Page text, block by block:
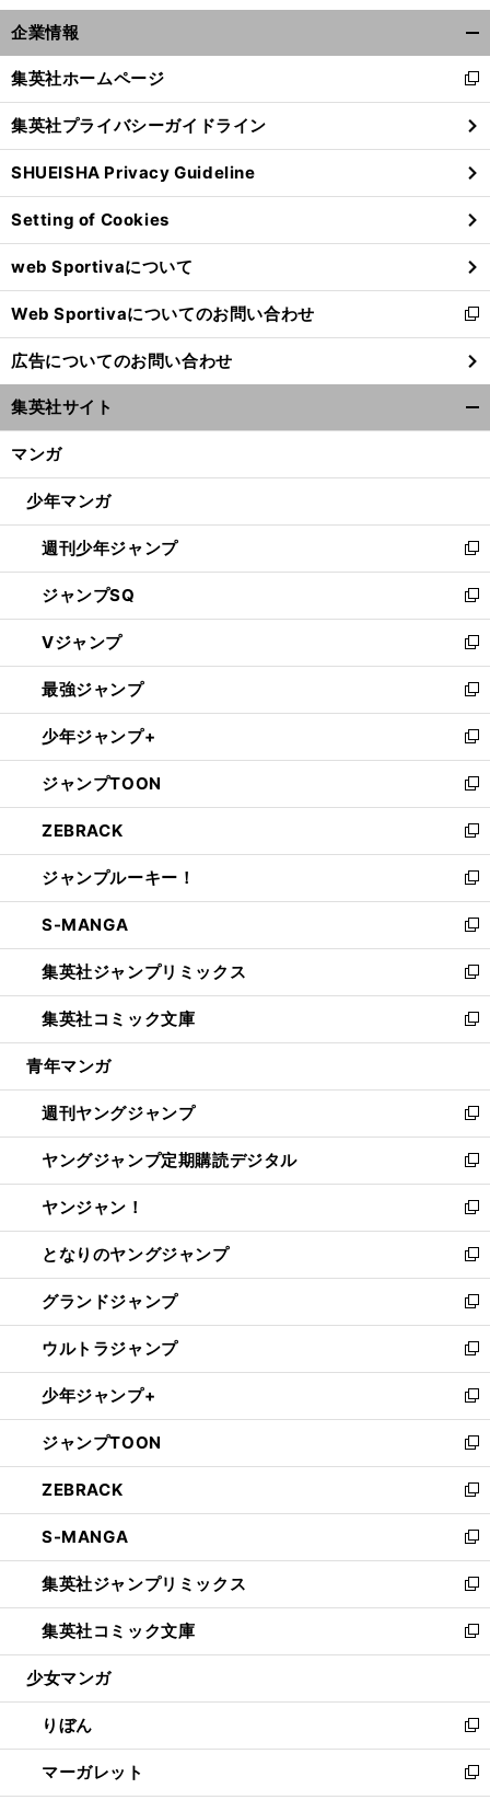
企業情報
閉
る
集英社ホームページ
新
し
い
ウ
ィ
ン
ド
ウ
で
開
く
集英社プライバシーガイドライン
SHUEISHA Privacy Guideline
Setting of Cookies
web Sportivaについて
Web Sportivaについてのお問い合わせ
新
し
い
ウ
ィ
ン
ウ
開
く
広告についてのお問い合わせ
集英社サイト
マンガ
少年マンガ
週刊少年ジャンプ
新
し
い
ウ
ィ
ン
ド
ウ
で
開
く
ジャンプSQ
新
し
い
ウ
ィ
ン
ド
ウ
で
開
く
Vジャンプ
新
し
い
ウ
ィ
ン
ド
ウ
で
開
く
最強ジャンプ
新
し
い
ウ
ィ
ン
ド
ウ
で
開
く
少年ジャンプ+
新
し
い
ウ
ィ
ン
ド
ウ
で
開
く
ジャンプTOON
新
し
い
ウ
ィ
ン
ド
ウ
で
開
く
ZEBRACK
新
し
い
ウ
ィ
ン
ド
ウ
で
開
ジャンプルーキー！
新
し
い
ウ
ィ
ン
ド
ウ
開
く
S-MANGA
新
し
い
ウ
ィ
ン
ウ
で
開
く
集英社ジャンプリミックス
新
し
い
ウ
ン
ド
ウ
で
開
く
集英社コミック文庫
新
し
ウ
ィ
ン
ド
ウ
で
開
く
青年マンガ
週刊ヤングジャンプ
新
し
い
ウ
ィ
ン
ド
ウ
で
開
く
ヤングジャンプ定期購読デジタル
新
し
い
ウ
ィ
ン
ド
ウ
で
開
く
ヤンジャン！
新
し
い
ウ
ィ
ン
ド
ウ
で
開
く
となりのヤングジャンプ
新
し
い
ウ
ィ
ン
ド
ウ
で
開
く
グランドジャンプ
新
し
い
ウ
ィ
ン
ド
ウ
で
開
く
ウルトラジャンプ
新
し
い
ウ
ィ
ン
ド
ウ
で
開
く
少年ジャンプ+
新
し
い
ウ
ィ
ン
ド
ウ
で
開
く
ジャンプTOON
新
し
い
ウ
ィ
ン
ド
ウ
で
開
ZEBRACK
新
し
い
ウ
ィ
ン
ド
ウ
開
く
S-MANGA
新
し
い
ウ
ィ
ン
ウ
で
開
く
集英社ジャンプリミックス
新
し
い
ウ
ン
ド
ウ
で
開
集英社コミック文庫
新
し
ウ
ィ
ン
ド
少女マンガ
りぼん
新
し
い
マーガレット
新